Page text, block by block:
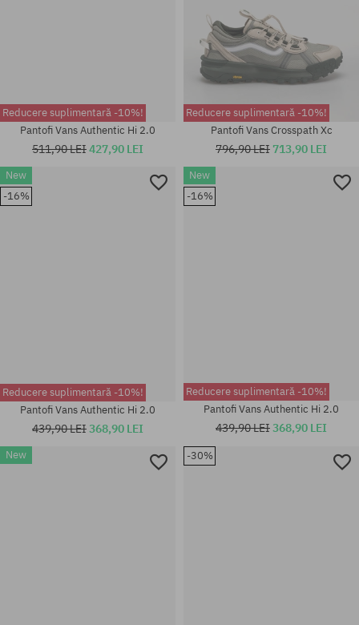
Mărimi existente:
41; 42; 42.5; 43; 44; 44.5; 45;
Mărimi existente:
Reducere suplimentară -10%!
Pantofi Vans Authentic Hi 2.0
511,90 LEI427,90 LEI
Mărimi existente:
Reducere suplimentară -10%!
Pantofi Vans Crosspath Xc
796,90 LEI 713,90 LEI
New
-16%
Reducere suplimentară -10%!
Pantofi Vans Authentic Hi 2.0
439,90 LEI368,90 LEI
New
-16%
Reducere suplimentară -10%!
Pantofi Vans Authentic Hi 2.0
439,90 LEI368,90 LEI
New -30%